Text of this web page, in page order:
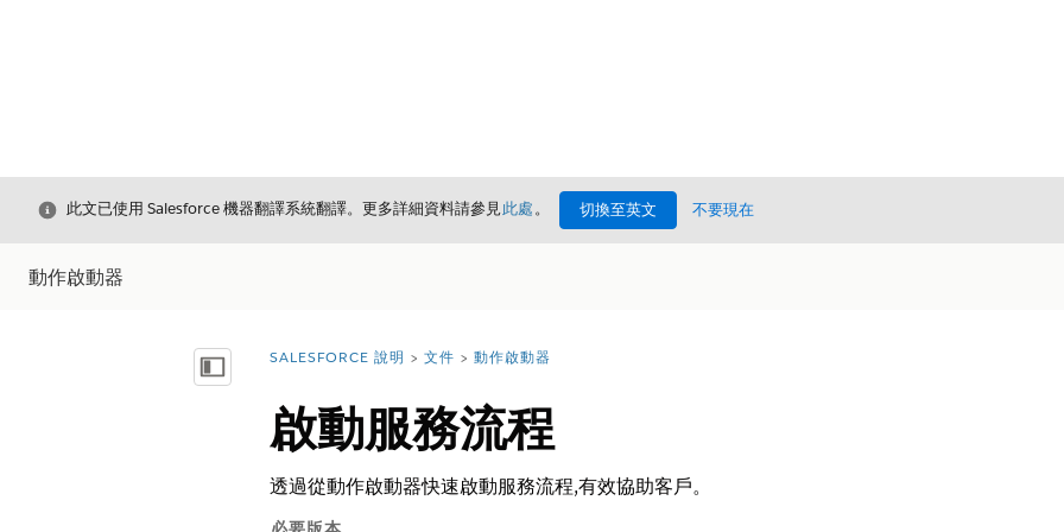
結束
此文已使用 Salesforce 機器翻譯系統翻譯。更多詳細資料請參見此處。 切換至英文 不要現在
動作啟動器
顯示目錄 您位於此處：
SALESFORCE 說明 文件 動作啟動器
啟動服務流程
透過從動作啟動器快速啟動服務流程,有效協助客戶。